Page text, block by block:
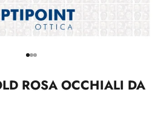
Vai all'articolo 1
Vai all'articolo 2
Vai all'articolo 3
ROSA OCCHIALI DA